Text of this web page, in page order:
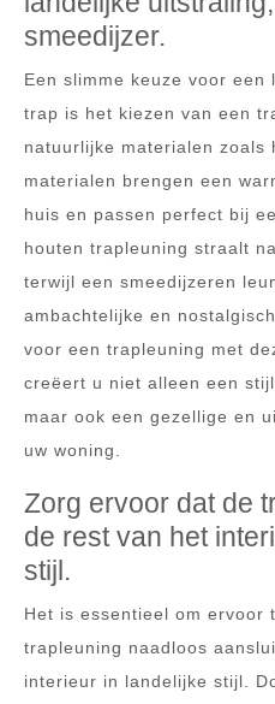
smeedijzer.
Een slimme keuze voor
trap is het kiezen van een
natuurlijke materialen zoals
materialen brengen een
huis en passen perfect bij
houten trapleuning straalt
terwijl een smeedijzeren
ambachtelijke en
voor een trapleuning met
creëert u niet alleen een
maar ook een gezellige en
uw woning.
Zorg ervoor dat de
de rest van het
stijl.
Het is essentieel om ervoor
trapleuning naadloos
interieur in landelijke stijl.